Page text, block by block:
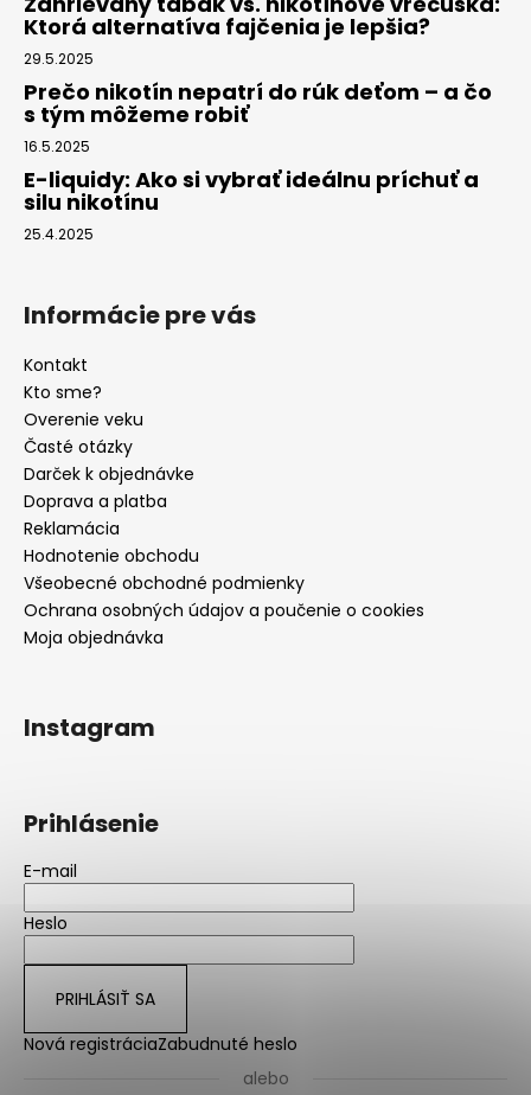
Ktorá alternatíva fajčenia je lepšia?
29.5.2025
Prečo nikotín nepatrí do rúk deťom – a čo
s tým môžeme robiť
16.5.2025
E-liquidy: Ako si vybrať ideálnu príchuť a
silu nikotínu
25.4.2025
Informácie pre vás
Kontakt
Kto sme?
Overenie veku
Časté otázky
Darček k objednávke
Doprava a platba
Reklamácia
Hodnotenie obchodu
Všeobecné obchodné podmienky
Ochrana osobných údajov a poučenie o cookies
Moja objednávka
Instagram
Prihlásenie
E-mail
Heslo
PRIHLÁSIŤ SA
Nová registráciaZabudnuté heslo
alebo